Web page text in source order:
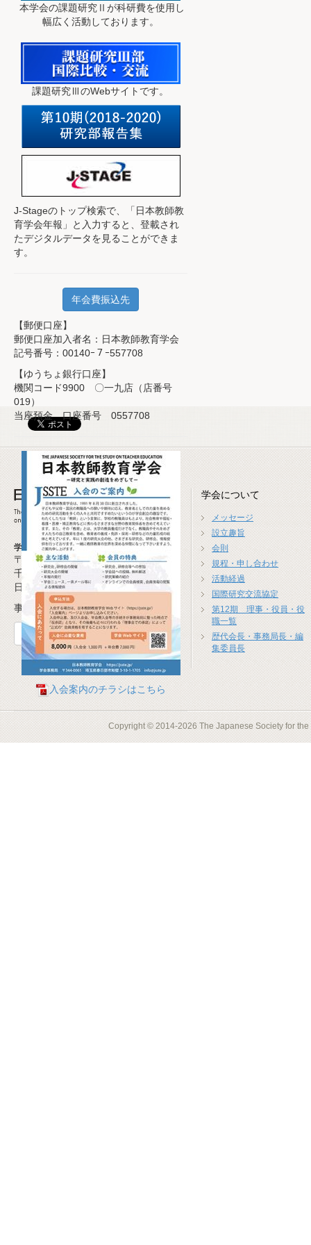
本学会の課題研究Ⅱが科研費を使用し
幅広く活動しております。
課題研究ⅢのWebサイトです。
J-Stageのトップ検索で、
「日本教師教
育学会年報」と入力すると、登載され
たデジタルデータを見ることができま
す。
年会費振込先
【郵便口座】
郵便口座加入者名：日本教師教育学会
記号番号：00140ｰ７ｰ557708
【ゆうちょ銀行口座】
機関コード9900 〇一九店（店番号
019）
当座預金 口座番号 0557708
入会案内のチラシはこちら
学会事務局
〒277-0941
千葉県柏市高柳1674-4
日本教師教育学会事務局
事務局長 米沢 崇(広島大学)
お問合せフォーム
学会について
メッセージ
設立趣旨
会則
規程・申し合わせ
活動経過
国際研究交流協定
第12期 理事・役員・役
職一覧
歴代会長・事務局長・編
集委員長
Copyright © 2014-2026 The Japanese Society for